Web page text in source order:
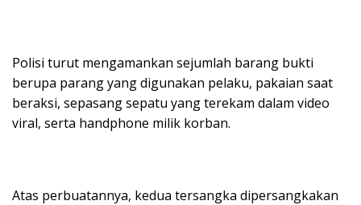
Polisi turut mengamankan sejumlah barang bukti
berupa parang yang digunakan pelaku, pakaian saat
beraksi, sepasang sepatu yang terekam dalam video
viral, serta handphone milik korban.
Atas perbuatannya, kedua tersangka dipersangkakan